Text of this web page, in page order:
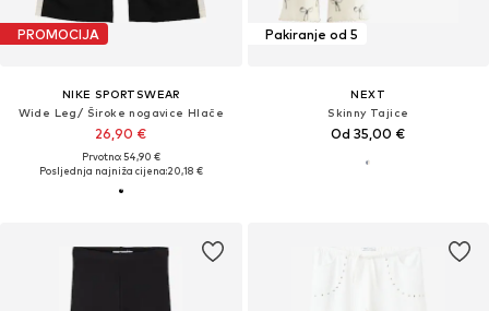
PROMOCIJA
NIKE SPORTSWEAR
Wide Leg/ Široke nogavice Hlače
26,90 €
Prvotno: 54,90 €
Posljednja najniža cijena:20,18 €
Pakiranje od 5
NEXT
Skinny Tajice
Od 35,00 €